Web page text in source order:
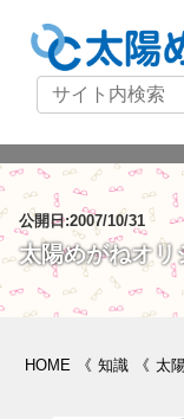
公開日:2007/10/31
太陽めがねオリ
HOME 《 知識 《 太